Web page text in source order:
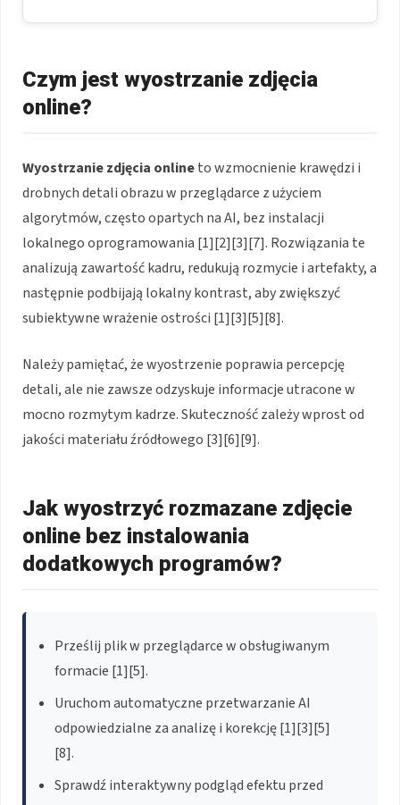
Czym jest wyostrzanie zdjęcia
online?
Wyostrzanie zdjęcia onlineto wzmocnienie krawędzi i
drobnych detali obrazu w przeglądarce z użyciem
algorytmów, często opartych na AI, bez instalacji
lokalnego oprogramowania [1][2][3][7]. Rozwiązania te
analizują zawartość kadru, redukują rozmycie i artefakty, a
następnie podbijają lokalny kontrast, aby zwiększyć
subiektywne wrażenie ostrości [1][3][5][8].
Należy pamiętać, że wyostrzenie poprawia percepcję
detali, ale nie zawsze odzyskuje informacje utracone w
mocno rozmytym kadrze. Skuteczność zależy wprost od
jakości materiału źródłowego [3][6][9].
Jak wyostrzyć rozmazane zdjęcie
online bez instalowania
dodatkowych programów?
Prześlij plik w przeglądarce w obsługiwanym
formacie [1][5].
Uruchom automatyczne przetwarzanie AI
odpowiedzialne za analizę i korekcję [1][3][5]
[8].
Sprawdź interaktywny podgląd efektu przed